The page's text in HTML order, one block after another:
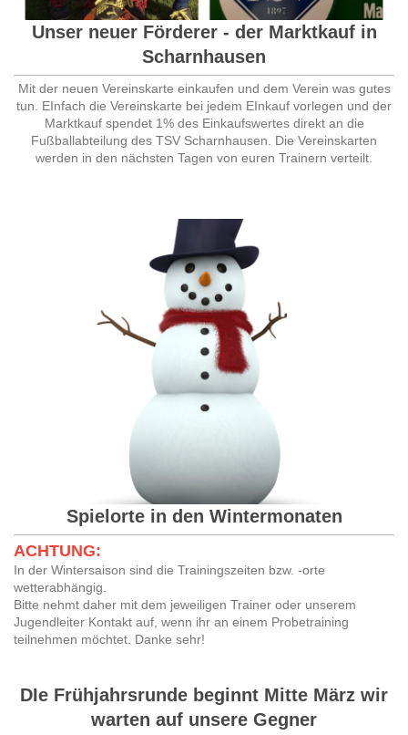
Unser neuer Förderer - der Marktkauf in
Scharnhausen
Mit der neuen Vereinskarte einkaufen und dem Verein was gutes
tun. EInfach die Vereinskarte bei jedem EInkauf vorlegen und der
Marktkauf spendet 1% des Einkaufswertes direkt an die
Fußballabteilung des TSV Scharnhausen. Die Vereinskarten
werden in den nächsten Tagen von euren Trainern verteilt.
Spielorte in den Wintermonaten
ACHTUNG:
In der Wintersaison sind die Trainingszeiten bzw. -orte
wetterabhängig.
Bitte nehmt daher mit dem jeweiligen Trainer oder unserem
Jugendleiter Kontakt auf, wenn ihr an einem Probetraining
teilnehmen möchtet. Danke sehr!
DIe Frühjahrsrunde beginnt Mitte März wir
warten auf unsere Gegner